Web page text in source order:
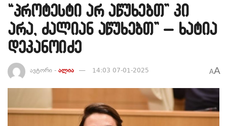
“პროტესტი არ აწუხებთ” კი
არა, ძალიან აწუხებთ” – ხატია
დეკანოიძე
ავტორი - ალია 14:03 07-01-2025 AA